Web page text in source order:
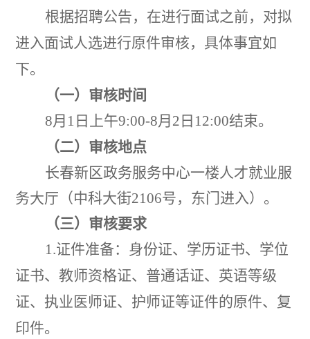
根据招聘公告，在进行面试之前，对拟
进入面试人选进行原件审核， 具体事宜如
下。
（一）审核时间
8月 1 日上午9:00-8月 2 日 12:00结束。
（二）审核地点
长春新区政务服务中心一楼人才就业服
务大厅（中科大街2106号，东门进入）。
（三）审核要求
1.证件准备： 身份证、学历证书、学位
证书、教师资格证、普通话证、英语等级
证、执业医师证、护师证等证件的原件、复
印件。